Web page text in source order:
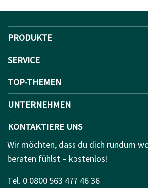
PRODUKTE
SERVICE
TOP-THEMEN
UNTERNEHMEN
KONTAKTIERE UNS
Wir möchten, dass du dich rundum
beraten fühlst – kostenlos!
Tel. 0 0800 563 477 46 36